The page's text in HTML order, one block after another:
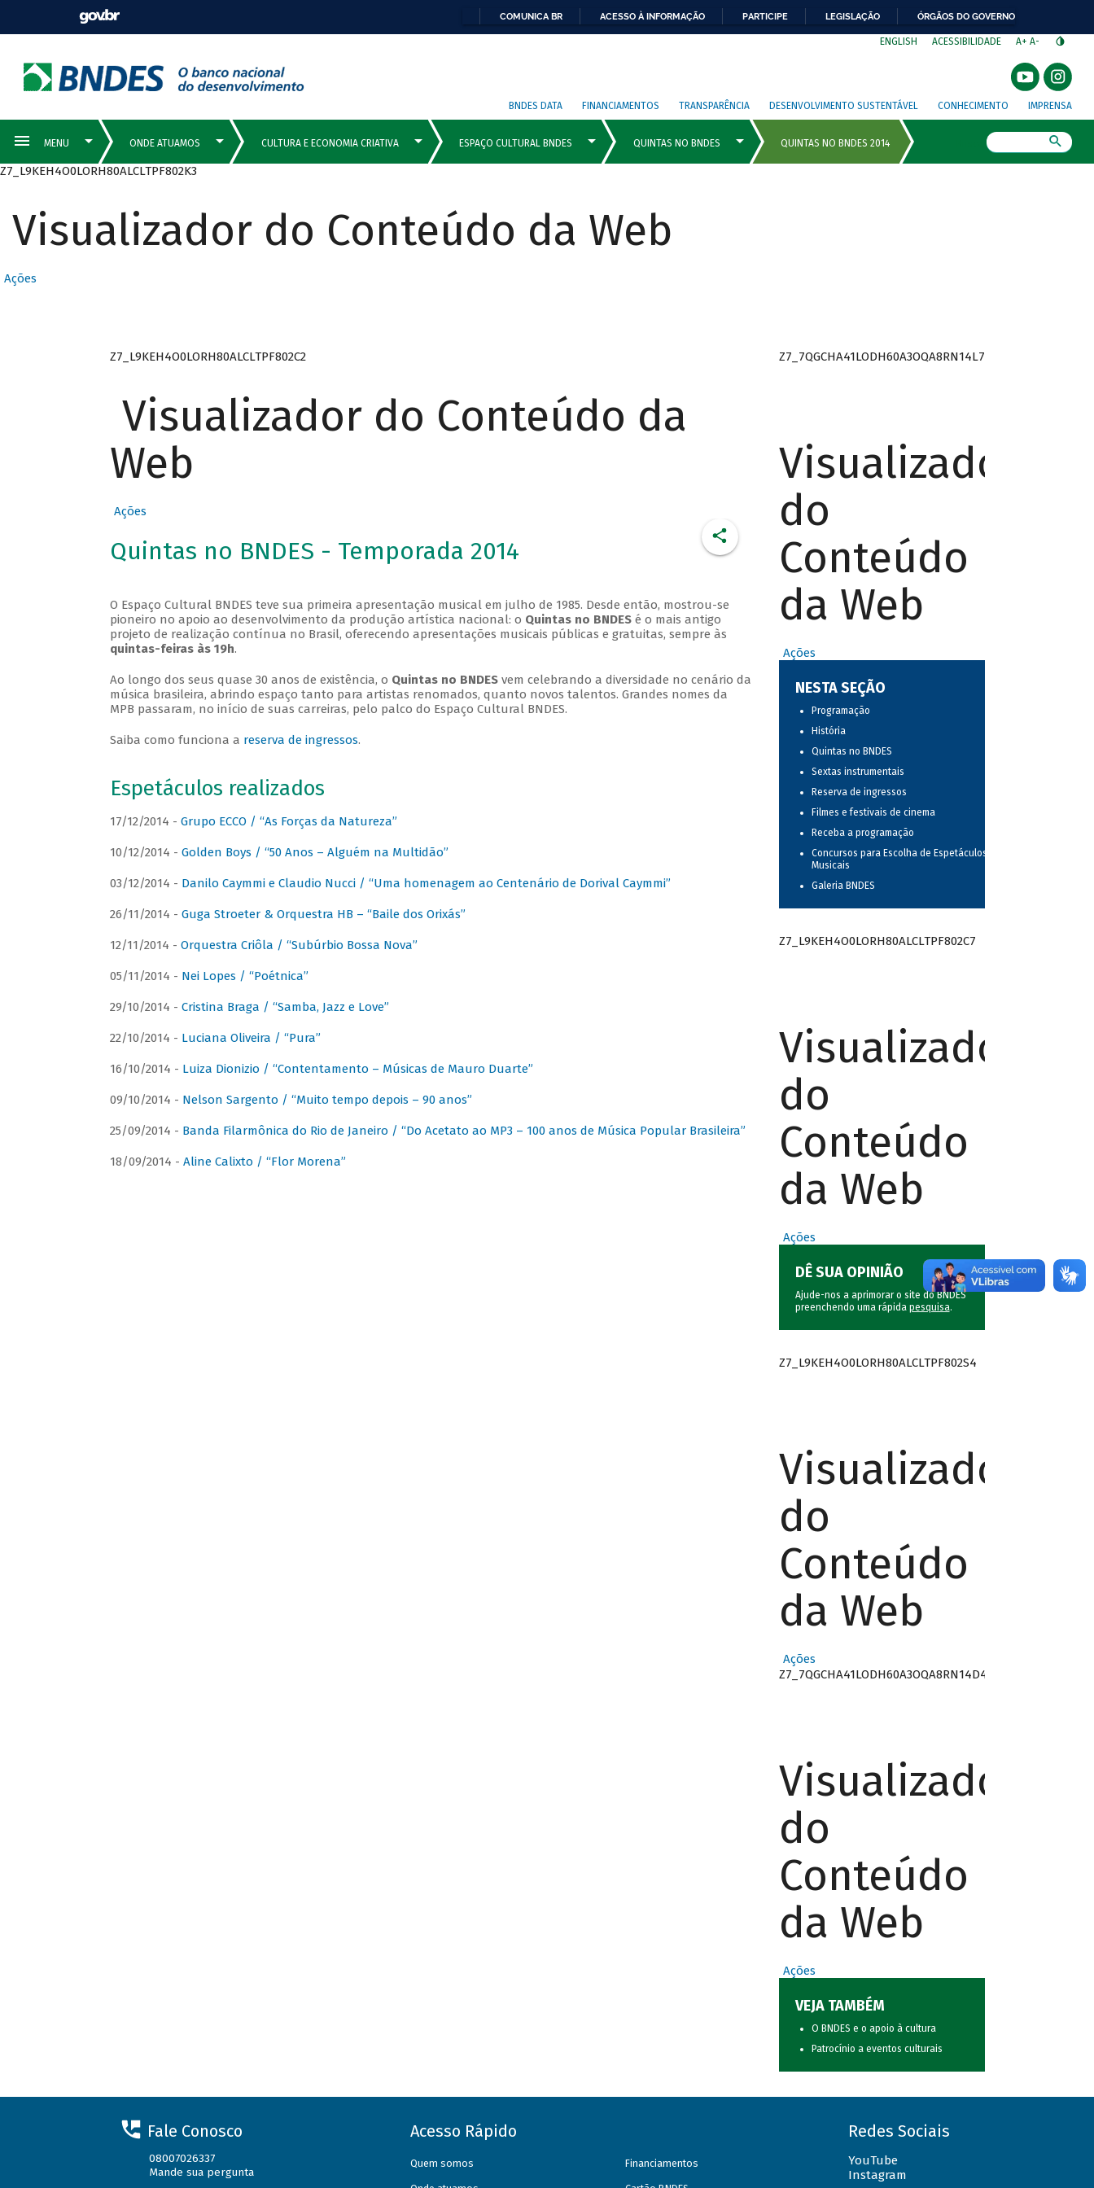
COMUNICA BR ACESSO À INFORMAÇÃO PARTICIPE LEGISLAÇÃO ÓRGÃOS DO GOVERNO
ENGLISH ACESSIBILIDADE A+ A-
BNDES DATA FINANCIAMENTOS TRANSPARÊNCIA DESENVOLVIMENTO SUSTENTÁVEL CONHECIMENTO IMPRENSA
Z7_L9KEH4O0LORH80ALCLTPF802K3
Visualizador do Conteúdo da Web
Ações
Z7_L9KEH4O0LORH80ALCLTPF802C2
Visualizador do Conteúdo da
Web
Ações
Quintas no BNDES - Temporada 2014
O Espaço Cultural BNDES teve sua primeira apresentação musical em julho de 1985. Desde então, mostrou-se
pioneiro no apoio ao desenvolvimento da produção artística nacional: o Quintas no BNDESé o mais antigo
projeto de realização contínua no Brasil, oferecendo apresentações musicais públicas e gratuitas, sempre às
quintas-feiras às 19h.
Ao longo dos seus quase 30 anos de existência, o Quintas no BNDESvem celebrando a diversidade no cenário da
música brasileira, abrindo espaço tanto para artistas renomados, quanto novos talentos. Grandes nomes da
MPB passaram, no início de suas carreiras, pelo palco do Espaço Cultural BNDES.
Saiba como funciona a reserva de ingressos.
Espetáculos realizados
17/12/2014 - Grupo ECCO / “As Forças da Natureza”
10/12/2014 - Golden Boys / “50 Anos – Alguém na Multidão”
03/12/2014 - Danilo Caymmi e Claudio Nucci / “Uma homenagem ao Centenário de Dorival Caymmi”
26/11/2014 - Guga Stroeter & Orquestra HB – “Baile dos Orixás”
12/11/2014 - Orquestra Criôla / “Subúrbio Bossa Nova”
05/11/2014 - Nei Lopes / “Poétnica”
29/10/2014 - Cristina Braga / “Samba, Jazz e Love”
22/10/2014 - Luciana Oliveira / “Pura”
16/10/2014 - Luiza Dionizio / “Contentamento – Músicas de Mauro Duarte”
09/10/2014 - Nelson Sargento / “Muito tempo depois – 90 anos”
25/09/2014 - Banda Filarmônica do Rio de Janeiro / “Do Acetato ao MP3 – 100 anos de Música Popular Brasileira”
18/09/2014 - Aline Calixto / “Flor Morena”
Z7_7QGCHA41LODH60A3OQA8RN14L7
Visualizador
do
Conteúdo
da Web
Ações
NESTA SEÇÃO
Programação
História
Quintas no BNDES
Sextas instrumentais
Reserva de ingressos
Filmes e festivais de cinema
Receba a programação
Concursos para Escolha de Espetáculos
Musicais
Galeria BNDES
Z7_L9KEH4O0LORH80ALCLTPF802C7
Visualizador
do
Conteúdo
da Web
Ações
DÊ SUA OPINIÃO
Ajude-nos a aprimorar o site do BNDES
preenchendo uma rápida pesquisa.
Z7_L9KEH4O0LORH80ALCLTPF802S4
Visualizador
do
Conteúdo
da Web
Ações
Z7_7QGCHA41LODH60A3OQA8RN14D4
Visualizador
do
Conteúdo
da Web
Ações
VEJA TAMBÉM
O BNDES e o apoio à cultura
Patrocínio a eventos culturais
Fale Conosco
08007026337
Mande sua pergunta
Acesso Rápido
Quem somos Financiamentos
Redes Sociais
YouTube
Instagram